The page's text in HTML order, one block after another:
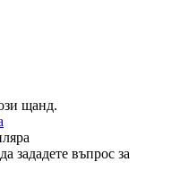
щанд.
зададете въпрос за